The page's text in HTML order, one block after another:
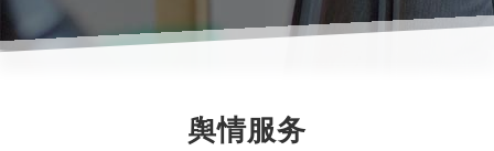
舆情服务